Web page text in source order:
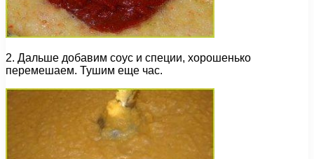
2. Дальше добавим соус и специи, хорошенько
перемешаем. Тушим еще час.